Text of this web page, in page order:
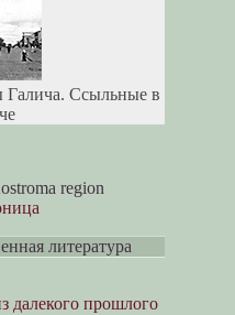
Ссыльные в
region
литература
далекого прошлого